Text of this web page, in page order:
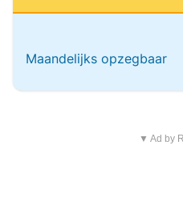
Maandelijks opzegbaar
▼ Ad by